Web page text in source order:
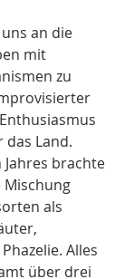
an die
mit
zu
das Land.
brachte
Mischung
als
Alles
über drei